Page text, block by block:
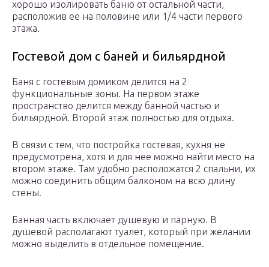
хорошо изолировать баню от остальной части,
расположив ее на половине или 1/4 части первого
этажа.
Гостевой дом с баней и бильярдной
Баня с гостевым домиком делится на 2
функциональные зоны. На первом этаже
пространство делится между банной частью и
бильярдной. Второй этаж полностью для отдыха.
В связи с тем, что постройка гостевая, кухня не
предусмотрена, хотя и для нее можно найти место на
втором этаже. Там удобно расположатся 2 спальни, их
можно соединить общим балконом на всю длину
стены.
Банная часть включает душевую и парную. В
душевой располагают туалет, который при желании
можно выделить в отдельное помещение.